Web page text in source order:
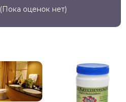
(Пока оценок нет)